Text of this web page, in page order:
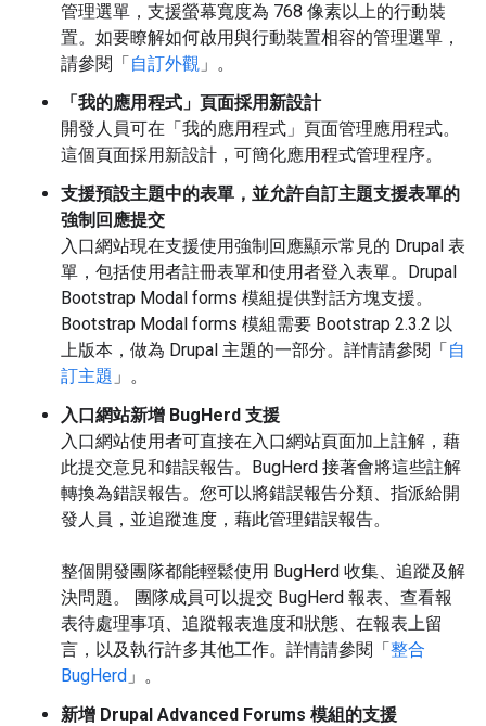
管理選單，支援螢幕寬度為 768 像素以上的行動裝
置。如要瞭解如何啟用與行動裝置相容的管理選單，
請參閱「自訂外觀 」。
「我的應用程式」頁面採用新設計
開發人員可在「我的應用程式」頁面管理應用程式。
這個頁面採用新設計，可簡化應用程式管理程序。
支援預設主題中的表單，並允許自訂主題支援表單的
強制回應提交
入口網站現在支援使用強制回應顯示常見的 Drupal 表
單，包括使用者註冊表單和使用者登入表單。Drupal
Bootstrap Modal forms 模組提供對話方塊支援。
Bootstrap Modal forms 模組需要 Bootstrap 2.3.2 以
上版本，做為 Drupal 主題的一部分。詳情請參閱「自
訂主題 」。
入口網站新增 BugHerd 支援
入口網站使用者可直接在入口網站頁面加上註解，藉
此提交意見和錯誤報告。BugHerd 接著會將這些註解
轉換為錯誤報告。您可以將錯誤報告分類、指派給開
發人員，並追蹤進度，藉此管理錯誤報告。
整個開發團隊都能輕鬆使用 BugHerd 收集、追蹤及解
決問題。 團隊成員可以提交 BugHerd 報表、查看報
表待處理事項、追蹤報表進度和狀態、在報表上留
言，以及執行許多其他工作。詳情請參閱「整合
BugHerd 」。
新增 Drupal Advanced Forums 模組的支援